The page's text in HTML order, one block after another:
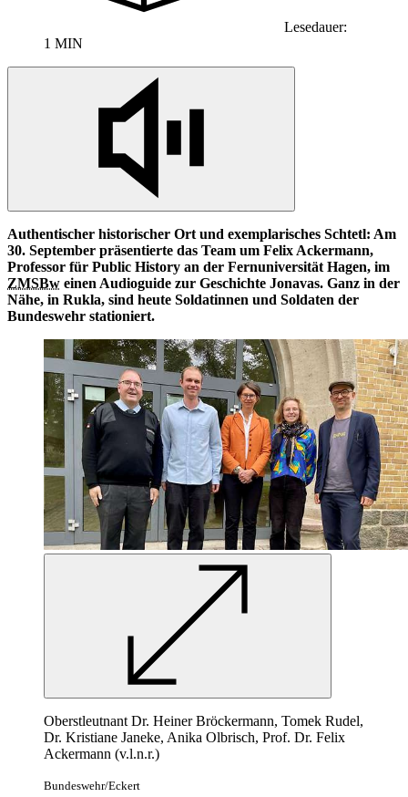
Lesedauer:
1 MIN
Authentischer historischer Ort und exemplarisches Schtetl: Am
30. September präsentierte das Team um Felix Ackermann,
Professor für Public History an der Fernuniversität Hagen, im
ZMSBw einen Audioguide zur Geschichte Jonavas. Ganz in der
Nähe, in Rukla, sind heute Soldatinnen und Soldaten der
Bundeswehr stationiert.
Oberstleutnant Dr. Heiner Bröckermann, Tomek Rudel,
Dr. Kristiane Janeke, Anika Olbrisch, Prof. Dr. Felix
Ackermann (v.l.n.r.)
Bundeswehr/Eckert